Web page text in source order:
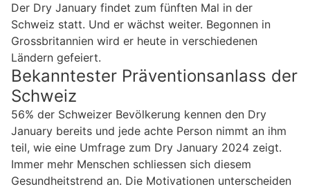
Der Dry January findet zum fünften Mal in der
Schweiz statt. Und er wächst weiter. Begonnen in
Grossbritannien wird er heute in verschiedenen
Ländern gefeiert.
Bekanntester Präventionsanlass der
Schweiz
56% der Schweizer Bevölkerung kennen den Dry
January bereits und jede achte Person nimmt an ihm
teil, wie eine Umfrage zum Dry January 2024 zeigt.
Immer mehr Menschen schliessen sich diesem
Gesundheitstrend an. Die Motivationen unterscheiden